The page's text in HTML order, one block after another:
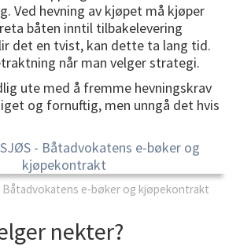
Ved hevning av kjøpet må kjøper
båten inntil tilbakelevering
det en tvist, kan dette ta lang tid.
når man velger strategi.
ute med å fremme hevningskrav
og fornuftig, men unngå det hvis
Båtadvokatens e-bøker og kjøpekontrakt
nekter?